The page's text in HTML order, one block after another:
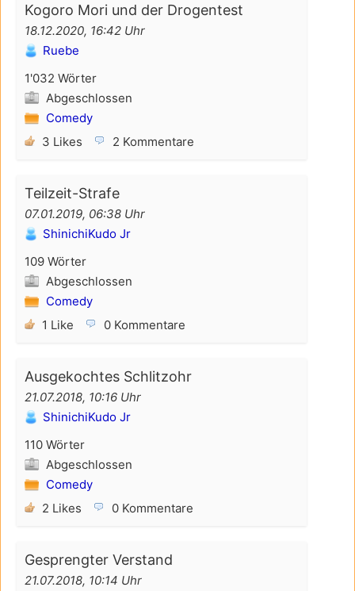
Kogoro Mori und der Drogentest
18.12.2020, 16:42 Uhr
Ruebe
1'032 Wörter
Abgeschlossen
Comedy
3 Likes
2 Kommentare
Teilzeit-Strafe
07.01.2019, 06:38 Uhr
ShinichiKudo Jr
109 Wörter
Abgeschlossen
Comedy
1 Like
0 Kommentare
Ausgekochtes Schlitzohr
21.07.2018, 10:16 Uhr
ShinichiKudo Jr
110 Wörter
Abgeschlossen
Comedy
2 Likes
0 Kommentare
Gesprengter Verstand
21.07.2018, 10:14 Uhr